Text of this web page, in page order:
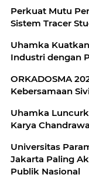
Perkuat Mutu
Sistem Tracer
Uhamka
Industri dengan
ORKADOSMA
Kebersamaan
Uhamka
Karya
Universitas
Jakarta Paling
Publik Nasional